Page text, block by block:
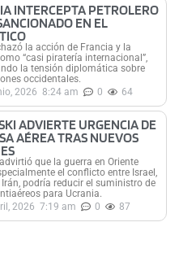
INTERCEPTA PETROLERO
EN EL
la acción de Francia y la
“casi piratería internacional”,
la tensión diplomática sobre
occidentales.
2026 8:24 am 0 64
ADVIERTE URGENCIA DE
AÉREA TRAS NUEVOS
que la guerra en Oriente
el conflicto entre Israel,
Irán, podría reducir el suministro de
para Ucrania.
2026 7:19 am 0 87